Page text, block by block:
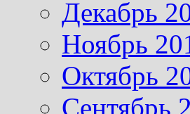
Декабрь
Ноябрь
Октябрь
Сентябрь